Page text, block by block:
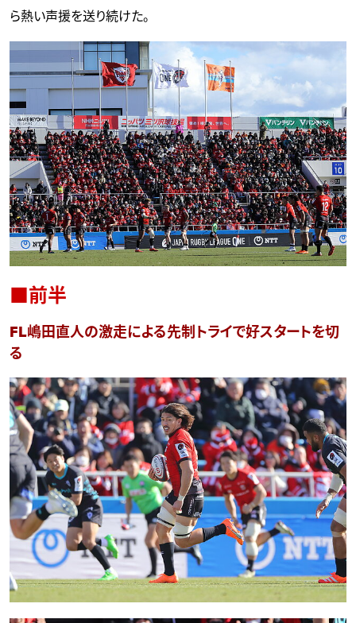
ら熱い声援を送り続けた。
■前半
FL嶋田直人の激走による先制トライで好スタートを切
る